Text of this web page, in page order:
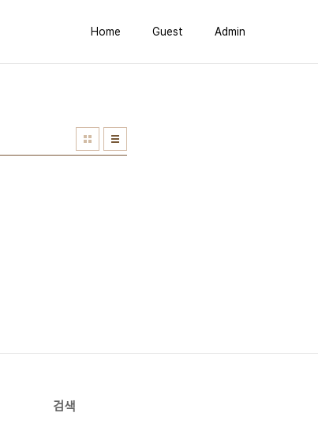
Home Guest Admin
검색